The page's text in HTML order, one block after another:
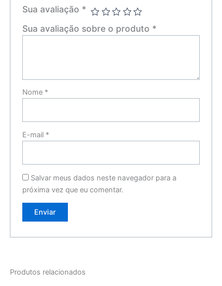
Sua avaliação *
Sua avaliação sobre o produto *
Nome *
E-mail *
Salvar meus dados neste navegador para a
próxima vez que eu comentar.
Produtos relacionados